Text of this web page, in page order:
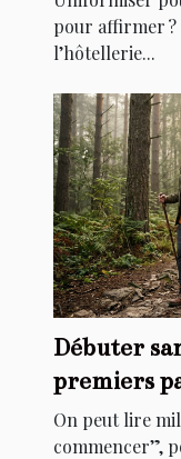
pour affirmer ?
l’hôtellerie...
Débuter
premiers
différence
On peut lire
commencer”,